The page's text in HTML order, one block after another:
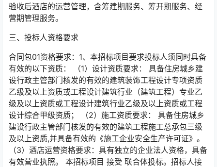
验收后酒店的运营管理，含筹建期服务、筹开期服务、经
营期管理服务。
三、投标人资格要求
合同包01资格要求：1、本招标项目要求投标人须同时具备
有效的以下资质： （1）设计资质要求： 具备住房城乡建
设行政主管部门核发的有效的建筑装饰工程设计专项资质
乙级及以上资质或工程设计建筑行业（建筑工程）专业乙
级及以上资质或工程设计建筑行业乙级及以上资质或工程
设计综合甲级资质； （2）施工资质要求： 具备住房城乡
建设行政主管部门核发的有效的建筑工程施工总承包三级
及以上资质,并具备有效的《施工企业安全生产许可证》。
（3）酒店运营资格要求：具有独立的企业法人资格，具备
有效营业执照。 本招标项目 接受 联合体投标。招标人接